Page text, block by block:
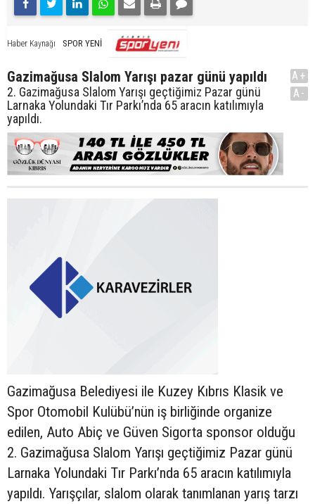
Haber Kaynağı SPOR YENİ
Gazimağusa Slalom Yarışı pazar günü yapıldı
2. Gazimağusa Slalom Yarışı geçtiğimiz Pazar günü
Larnaka Yolundaki Tır Parkı’nda 65 aracın katılımıyla
yapıldı.
A+
A-
Gazimağusa Belediyesi ile Kuzey Kıbrıs Klasik ve
Spor Otomobil Kulübü’nün iş birliğinde organize
edilen, Auto Abiç ve Güven Sigorta sponsor olduğu
2. Gazimağusa Slalom Yarışı geçtiğimiz Pazar günü
Larnaka Yolundaki Tır Parkı’nda 65 aracın katılımıyla
yapıldı. Yarışçılar, slalom olarak tanımlanan yarış tarzı